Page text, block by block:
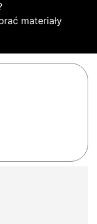
materiały